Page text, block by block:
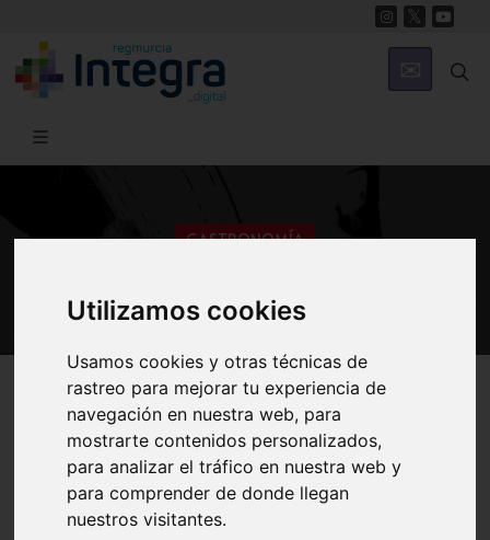
Utilizamos cookies
Usamos cookies y otras técnicas de
rastreo para mejorar tu experiencia de
navegación en nuestra web, para
mostrarte contenidos personalizados,
para analizar el tráfico en nuestra web y
para comprender de donde llegan
nuestros visitantes.
GASTRONOMÍA
Región de Murcia Digital Gastronomía Recetas
Introducción Ajo colorao Ajoharina